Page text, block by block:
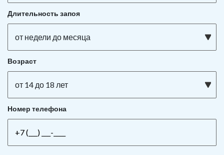
Длительность запоя
от недели до месяца
Возраст
от 14 до 18 лет
Номер телефона